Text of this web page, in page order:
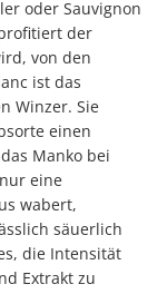
oder Sauvignon
der
von den
ist das
Winzer. Sie
einen
Manko bei
eine
wabert,
säuerlich
die Intensität
Extrakt zu